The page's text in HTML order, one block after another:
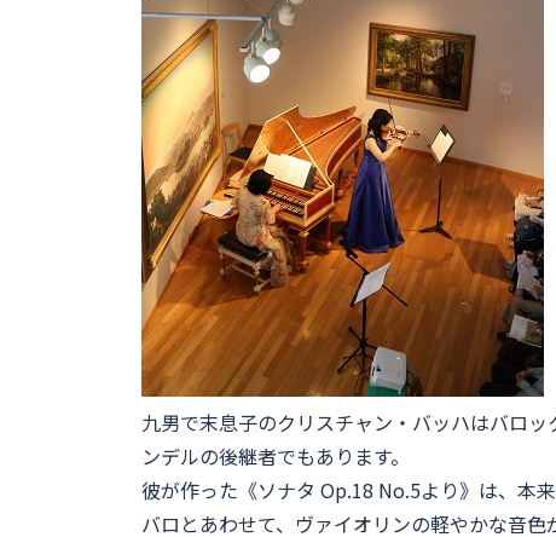
九男で末息子のクリスチャン・バッハはバロ
ンデルの後継者でもあります。
彼が作った《ソナタ Op.18 No.5より》は、本
バロとあわせて、ヴァイオリンの軽やかな音色